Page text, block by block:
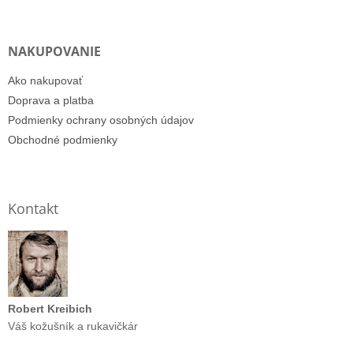
NAKUPOVANIE
Ako nakupovať
Doprava a platba
Podmienky ochrany osobných údajov
Obchodné podmienky
Kontakt
Robert Kreibich
Váš kožušník a rukavičkár